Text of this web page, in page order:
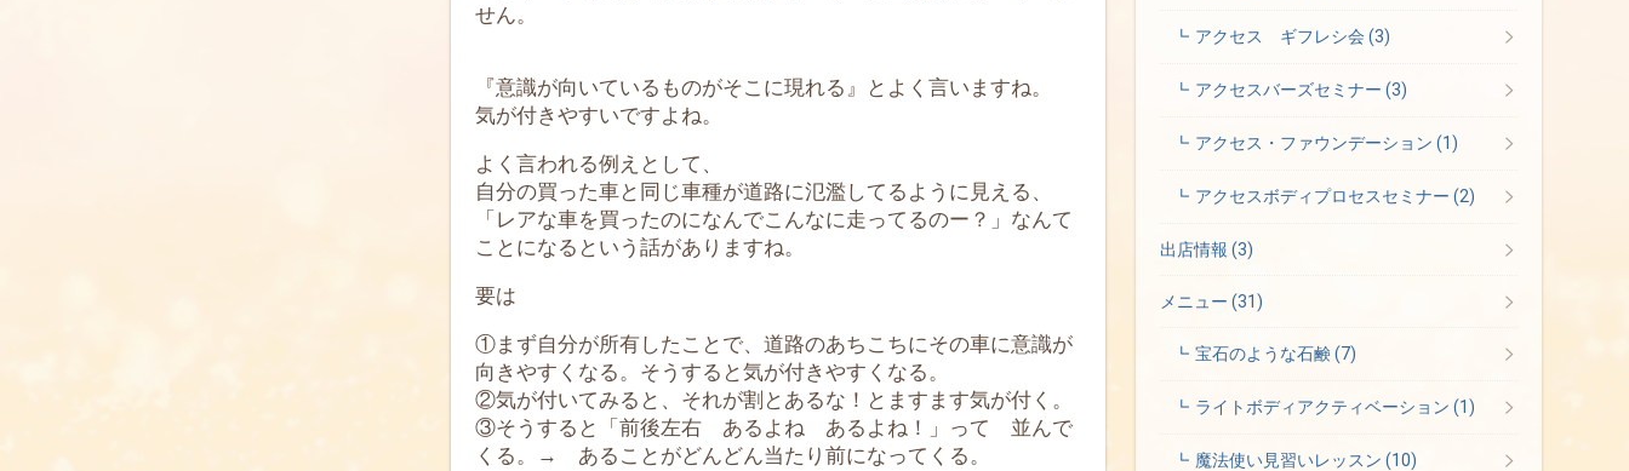
せん。
『意識が向いているものがそこに現れる』とよく言いますね。
気が付きやすいですよね。
よく言われる例えとして、
自分の買った車と同じ車種が道路に氾濫してるように見える、
「レアな車を買ったのになんでこんなに走ってるのー？」なんて
ことになるという話がありますね。
要は
①まず自分が所有したことで、道路のあちこちにその車に意識が
向きやすくなる。そうすると気が付きやすくなる。
②気が付いてみると、それが割とあるな！とますます気が付く。
③そうすると「前後左右 あるよね あるよね！」って 並んで
くる。→ あることがどんどん当たり前になってくる。
アクセス ギフレシ会(3)
アクセスバーズセミナー(3)
アクセス・ファウンデーション(1)
アクセスボディプロセスセミナー(2)
出店情報 (3)
メニュー (31)
宝石のような石鹸(7)
ライトボディアクティベーション(1)
魔法使い見習いレッスン(10)